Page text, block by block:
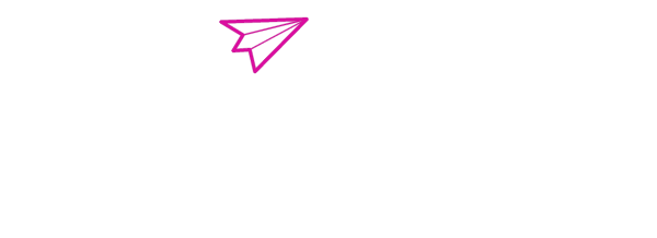
o.violenciacampeche@gmail.com